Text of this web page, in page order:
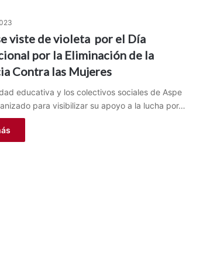
viste de violeta por el Día
por la Eliminación de la
Contra las Mujeres
educativa y los colectivos sociales de Aspe
para visibilizar su apoyo a la lucha por…